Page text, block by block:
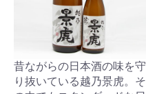
昔ながらの日本酒の味を守
り抜いている越乃景虎。そ